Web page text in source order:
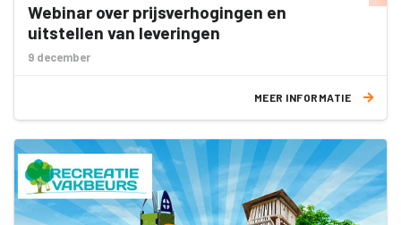
Webinar over prijsverhogingen en
uitstellen van leveringen
9 december
MEER INFORMATIE